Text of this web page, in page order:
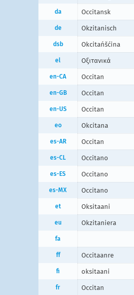
da Occitansk
de Okzitanisch
dsb Okcitańšćina
el Οξιτανικά
en-CA Occitan
en-GB Occitan
en-US Occitan
eo Okcitana
es-AR Occitan
es-CL Occitano
es-ES Occitano
es-MX Occitano
et Oksitaani
eu Okzitaniera
fa
ff Occitaanre
fi oksitaani
fr Occitan